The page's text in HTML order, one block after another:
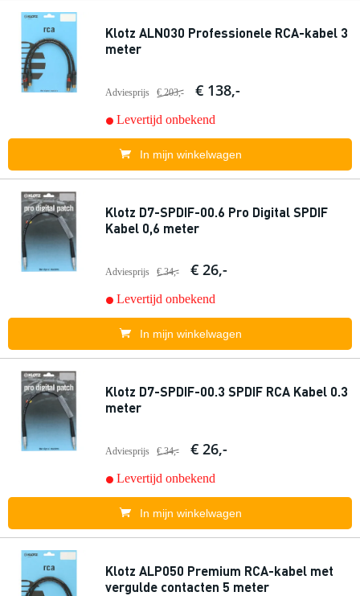
Klotz ALN030 Professionele RCA-kabel 3
meter
Adviesprijs € 203,- € 138,-
Levertijd onbekend
In mijn winkelwagen
Klotz D7-SPDIF-00.6 Pro Digital SPDIF
Kabel 0,6 meter
Adviesprijs € 34,- € 26,-
Levertijd onbekend
In mijn winkelwagen
Klotz D7-SPDIF-00.3 SPDIF RCA Kabel 0.3
meter
Adviesprijs € 34,- € 26,-
Levertijd onbekend
In mijn winkelwagen
Klotz ALP050 Premium RCA-kabel met
vergulde contacten 5 meter